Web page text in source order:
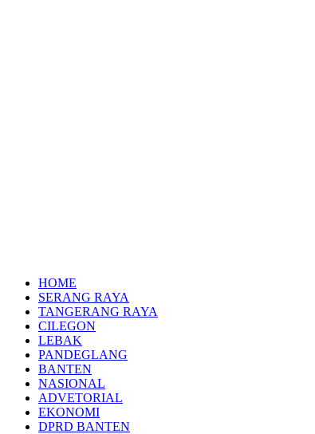
HOME
SERANG RAYA
TANGERANG RAYA
CILEGON
LEBAK
PANDEGLANG
BANTEN
NASIONAL
ADVETORIAL
EKONOMI
DPRD BANTEN